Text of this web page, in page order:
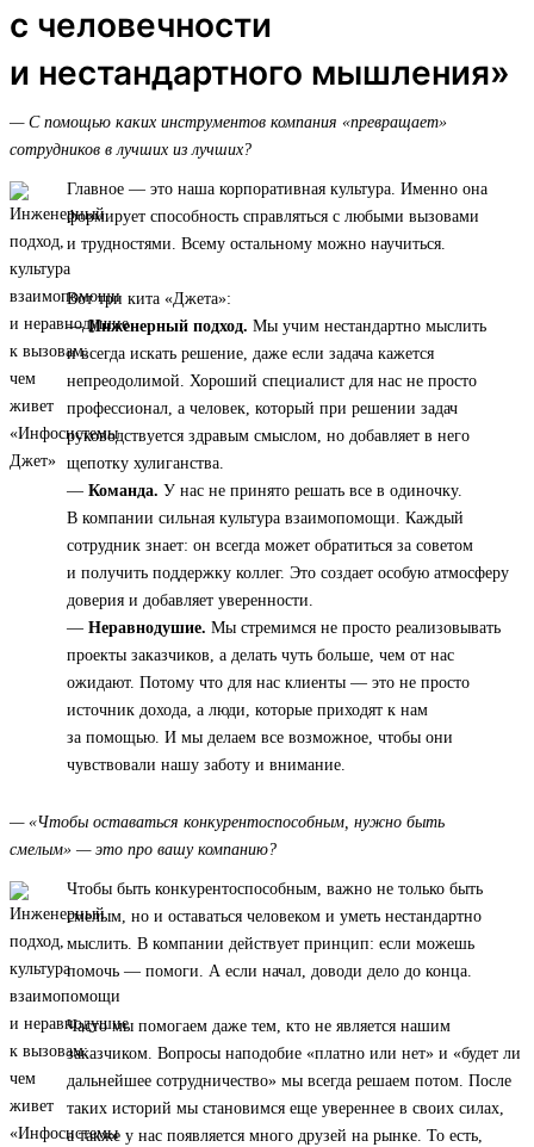
с человечности
и нестандартного мышления»
— С помощью каких инструментов компания «превращает»
сотрудников в лучших из лучших?
Главное — это наша корпоративная культура. Именно она
формирует способность справляться с любыми вызовами
и трудностями. Всему остальному можно научиться.
Вот три кита «Джета»:
—Инженерный подход. Мы учим нестандартно мыслить
и всегда искать решение, даже если задача кажется
непреодолимой. Хороший специалист для нас не просто
профессионал, а человек, который при решении задач
руководствуется здравым смыслом, но добавляет в него
щепотку хулиганства.
— Команда. У нас не принято решать все в одиночку.
В компании сильная культура взаимопомощи. Каждый
сотрудник знает: он всегда может обратиться за советом
и получить поддержку коллег. Это создает особую атмосферу
доверия и добавляет уверенности.
— Неравнодушие. Мы стремимся не просто реализовывать
проекты заказчиков, а делать чуть больше, чем от нас
ожидают. Потому что для нас клиенты — это не просто
источник дохода, а люди, которые приходят к нам
за помощью. И мы делаем все возможное, чтобы они
чувствовали нашу заботу и внимание.
— «Чтобы оставаться конкурентоспособным, нужно быть
смелым» — это про вашу компанию?
Чтобы быть конкурентоспособным, важно не только быть
смелым, но и оставаться человеком и уметь нестандартно
мыслить. В компании действует принцип: если можешь
помочь — помоги. А если начал, доводи дело до конца.
Часто мы помогаем даже тем, кто не является нашим
заказчиком. Вопросы наподобие «платно или нет» и «будет ли
дальнейшее сотрудничество» мы всегда решаем потом. После
таких историй мы становимся еще увереннее в своих силах,
а также у нас появляется много друзей на рынке. То есть,